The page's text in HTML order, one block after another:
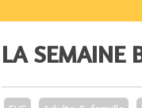
LA SEMAINE